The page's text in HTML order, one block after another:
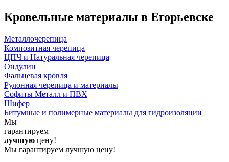
Кровельные материалы в Егорьевске
Металлочерепица
Композитная черепица
ЦПЧ и Натуральная черепица
Ондулин
Фальцевая кровля
Рулонная черепица и материалы
Софиты Металл и ПВХ
Шифер
Битумные и полимерные материалы для гидроизоляции
Мы
гарантируем
лучшую цену!
Мы гарантируем лучшую цену!